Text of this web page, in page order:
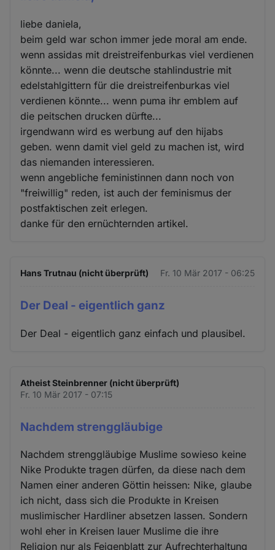
liebe daniela,
beim geld war schon immer jede moral am ende.
wenn assidas mit dreistreifenburkas viel verdienen
könnte... wenn die deutsche stahlindustrie mit
edelstahlgittern für die dreistreifenburkas viel
verdienen könnte... wenn puma ihr emblem auf
die peitschen drucken dürfte...
irgendwann wird es werbung auf den hijabs
geben. wenn damit viel geld zu machen ist, wird
das niemanden interessieren.
wenn angebliche feministinnen dann noch von
"freiwillig" reden, ist auch der feminismus der
postfaktischen zeit erlegen.
danke für den ernüchternden artikel.
Hans Trutnau (nicht überprüft) Fr. 10 Mär 2017 - 06:25
Der Deal - eigentlich ganz
Der Deal - eigentlich ganz einfach und plausibel.
Atheist Steinbrenner (nicht überprüft)
Fr. 10 Mär 2017 - 07:15
Nachdem strenggläubige
Nachdem strenggläubige Muslime sowieso keine
Nike Produkte tragen dürfen, da diese nach dem
Namen einer anderen Göttin heissen: Nike, glaube
ich nicht, dass sich die Produkte in Kreisen
muslimischer Hardliner absetzen lassen. Sondern
wohl eher in Kreisen lauer Muslime die ihre
Religion nur als Feigenblatt zur Aufrechterhaltung